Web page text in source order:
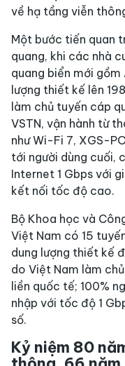
về hạ tầng viễn
Một bước tiến quan
quang, khi các nhà
quang biển mới gồm
lượng thiết kế lên
làm chủ tuyến cáp
VSTN, vận hành từ
như Wi-Fi 7, XGS-
tới người dùng cuối,
Internet 1 Gbps với
kết nối tốc độ cao.
Bộ Khoa học và
Việt Nam có 15
dung lượng thiết kế
do Việt Nam làm
liền quốc tế; 100%
nhập với tốc độ 1
số.
Kỷ niệm 80